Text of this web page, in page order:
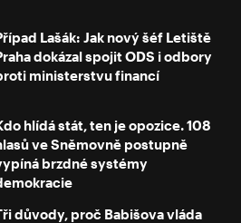
Lašák: Jak nový šéf Letiště
dokázal spojit ODS i odbory
ministerstvu financí
hlídá stát, ten je opozice. 108
ve Sněmovně postupně
brzdné systémy
důvody, proč Babišova vláda